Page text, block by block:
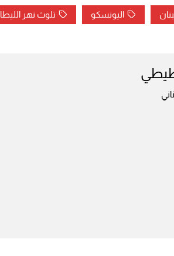
اليونسكو تلوث نهر